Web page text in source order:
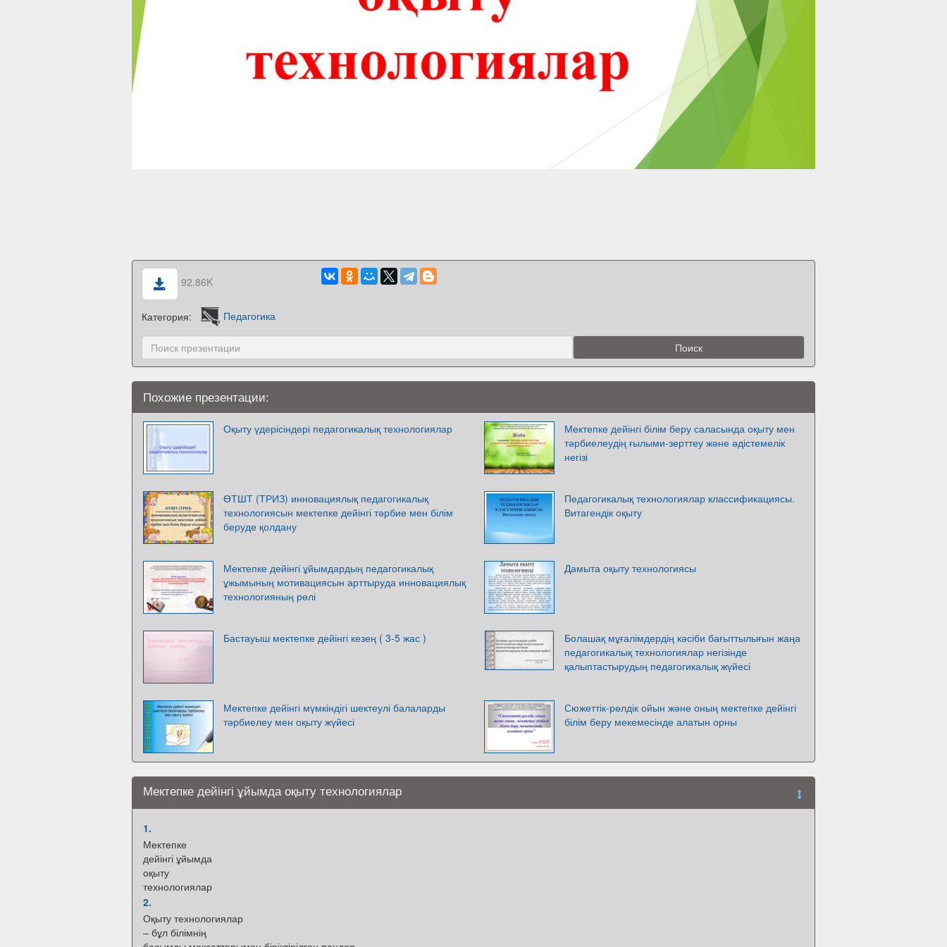
92.86K
Категория: Педагогика
Похожие презентации:
Оқыту үдерісіндері педагогикалық технологиялар
Мектепке дейінгі білім беру саласында оқыту мен
тәрбиелеудің ғылыми-зерттеу және әдістемелік
негізі
ӨТШТ (ТРИЗ) инновациялық педагогикалық
технологиясын мектепке дейінгі тәрбие мен білім
беруде қолдану
Педагогикалық технологиялар классификациясы.
Витагендік оқыту
Мектепке дейінгі ұйымдардың педагогикалық
ұжымының мотивациясын арттыруда инновациялық
технологияның рөлі
Дамыта оқыту технологиясы
Бастауыш мектепке дейінгі кезең ( 3-5 жас )
Болашақ мұғалімдердің кәсіби бағыттылығын жаңа
педагогикалық технологиялар негізінде
қалыптастырудың педагогикалық жүйесі
Мектепке дейінгі мүмкіндігі шектеулі балаларды
тәрбиелеу мен оқыту жүйесі
Сюжеттік-рөлдік ойын және оның мектепке дейінгі
білім беру мекемесінде алатын орны
Мектепке дейінгі ұйымда оқыту технологиялар
1.
Мектепке
дейінгі ұйымда
оқыту
технологиялар
2.
Оқыту технологиялар
– бұл білімнің